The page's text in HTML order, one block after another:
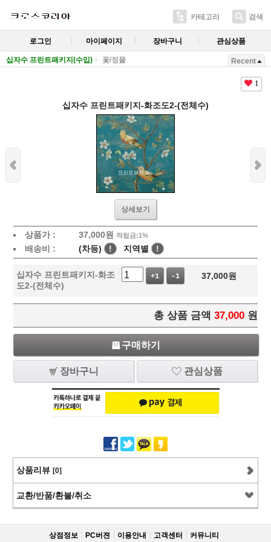
카테고리 검색
로그인 마이페이지 장바구니 관심상품
십자수 프린트패키지(수입) 꽃/정물 Recent
1
십자수 프린트패키지-화조도2-(전체수)
상세보기
상품가 : 37,000원 적립금:1%
배송비 : (차등) ! 지역별 !
십자수 프린트패키지-화조
도2-(전체수)
+1 -1 37,000원
총 상품 금액 37,000 원
구매하기
장바구니 관심상품
상품리뷰 [0]
교환/반품/환불/취소
상점정보 PC버젼 이용안내 고객센터 커뮤니티